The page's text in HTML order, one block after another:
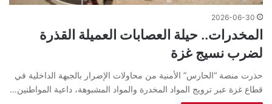
2026-06-30
المخدرات.. حيلة العصابات العميلة القذرة
لضرب نسيج غزة
حذرت منصة “الحارس” الأمنية من محاولات الإضرار بالجبهة الداخلية في
قطاع غزة عبر ترويج المواد المخدرة والمواد المشبوهة، داعية المواطنين…